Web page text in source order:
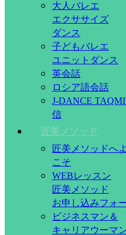
大人バレエ
エクササイズ
ダンス
子どもバレエ
ユニットダンス
英会話
ロシア語会話
J-DANCE TAQMI
信
匠美メソッド
匠美メソッドへ
こそ
WEBレッスン
匠美メソッド
お申し込みフォ
ビジネスマン＆
キャリアウーマ